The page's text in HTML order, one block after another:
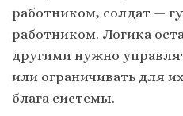
работником, солдат —
работником. Логика
другими нужно
или ограничивать для
блага системы.